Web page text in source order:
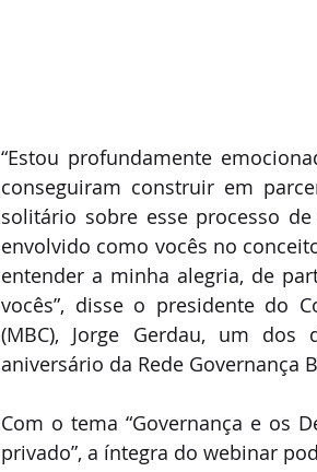
“Estou profundamente
conseguiram construir em
solitário sobre esse processo
envolvido como vocês no
entender a minha alegria, de
vocês”, disse o presidente do
(MBC), Jorge Gerdau, um
aniversário da Rede Governança
Com o tema “Governança e os
privado”, a íntegra do webinar